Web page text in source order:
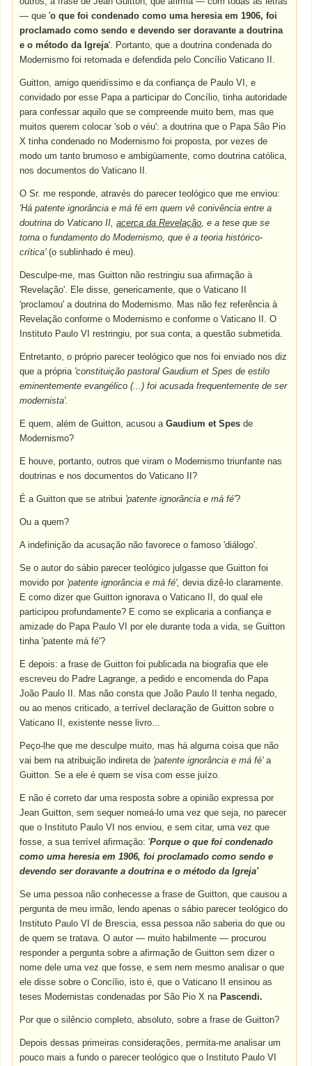
— que 'o que foi condenado como uma heresia em 1906, foi
proclamado como sendo e devendo ser doravante a doutrina
e o método da Igreja'. Portanto, que a doutrina condenada do
Modernismo foi retomada e defendida pelo Concílio Vaticano II.
Guitton, amigo queridíssimo e da confiança de Paulo VI, e
convidado por esse Papa a participar do Concílio, tinha autoridade
para confessar aquilo que se compreende muito bem, mas que
muitos querem colocar 'sob o véu': a doutrina que o Papa São Pio
X tinha condenado no Modernismo foi proposta, por vezes de
modo um tanto brumoso e ambigüamente, como doutrina católica,
nos documentos do Vaticano II.
O Sr. me responde, através do parecer teológico que me enviou:
'Há patente ignorância e má fé em quem vê conivência entre a
doutrina do Vaticano II,acerca da Revelação, e a tese que se
torna o fundamento do Modernismo, que é a teoria histórico-
crítica'(o sublinhado é meu).
Desculpe-me, mas Guitton não restringiu sua afirmação à
'Revelação'. Ele disse, genericamente, que o Vaticano II
'proclamou' a doutrina do Modernismo. Mas não fez referência à
Revelação conforme o Modernismo e conforme o Vaticano II. O
Instituto Paulo VI restringiu, por sua conta, a questão submetida.
Entretanto, o próprio parecer teológico que nos foi enviado nos diz
que a própria 'constituição pastoral Gaudium et Spes de estilo
eminentemente evangélico (...) foi acusada frequentemente de ser
modernista'.
E quem, além de Guitton, acusou aGaudium et Spesde
Modernismo?
E houve, portanto, outros que viram o Modernismo triunfante nas
doutrinas e nos documentos do Vaticano II?
É a Guitton que se atribui 'patente ignorância e má fé'?
Ou a quem?
A indefinição da acusação não favorece o famoso 'diálogo'.
Se o autor do sábio parecer teológico julgasse que Guitton foi
movido por 'patente ignorância e má fé', devia dizê-lo claramente.
E como dizer que Guitton ignorava o Vaticano II, do qual ele
participou profundamente? E como se explicaria a confiança e
amizade do Papa Paulo VI por ele durante toda a vida, se Guitton
tinha 'patente má fé'?
E depois: a frase de Guitton foi publicada na biografia que ele
escreveu do Padre Lagrange, a pedido e encomenda do Papa
João Paulo II. Mas não consta que João Paulo II tenha negado,
ou ao menos criticado, a terrível declaração de Guitton sobre o
Vaticano II, existente nesse livro...
Peço-lhe que me desculpe muito, mas há alguma coisa que não
vai bem na atribuição indireta de 'patente ignorância e má fé'a
Guitton. Se a ele é quem se visa com esse juízo.
E não é correto dar uma resposta sobre a opinião expressa por
Jean Guitton, sem sequer nomeá-lo uma vez que seja, no parecer
que o Instituto Paulo VI nos enviou, e sem citar, uma vez que
fosse, a sua terrível afirmação: 'Porque o que foi condenado
como uma heresia em 1906, foi proclamado como sendo e
devendo ser doravante a doutrina e o método da Igreja'
Se uma pessoa não conhecesse a frase de Guitton, que causou a
pergunta de meu irmão, lendo apenas o sábio parecer teológico do
Instituto Paulo VI de Brescia, essa pessoa não saberia do que ou
de quem se tratava. O autor — muito habilmente — procurou
responder a pergunta sobre a afirmação de Guitton sem dizer o
nome dele uma vez que fosse, e sem nem mesmo analisar o que
ele disse sobre o Concílio, isto é, que o Vaticano II ensinou as
teses Modernistas condenadas por São Pio X na Pascendi.
Por que o silêncio completo, absoluto, sobre a frase de Guitton?
Depois dessas primeiras considerações, permita-me analisar um
pouco mais a fundo o parecer teológico que o Instituto Paulo VI